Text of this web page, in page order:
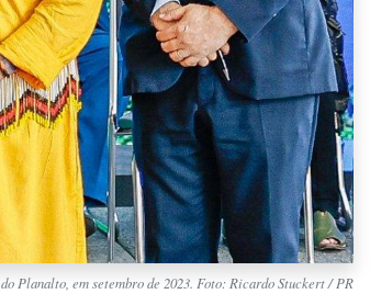
Planalto, em setembro de 2023. Foto: Ricardo Stuckert / PR